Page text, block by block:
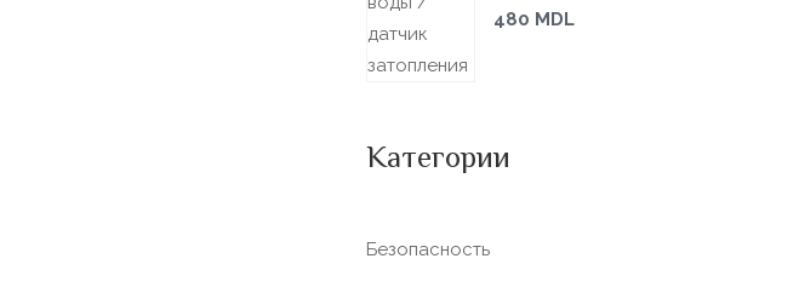
480 MDL
Категории
Безопасность